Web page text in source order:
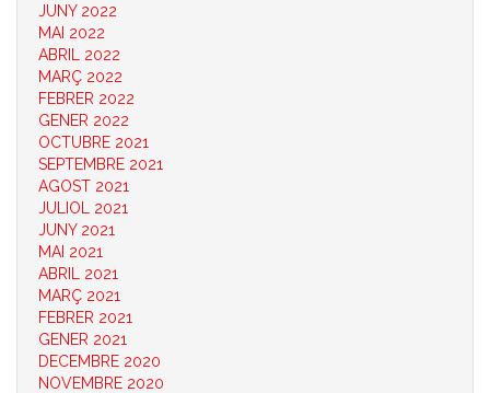
JUNY 2022
MAI 2022
ABRIL 2022
MARÇ 2022
FEBRER 2022
GENER 2022
OCTUBRE 2021
SEPTEMBRE 2021
AGOST 2021
JULIOL 2021
JUNY 2021
MAI 2021
ABRIL 2021
MARÇ 2021
FEBRER 2021
GENER 2021
DECEMBRE 2020
NOVEMBRE 2020